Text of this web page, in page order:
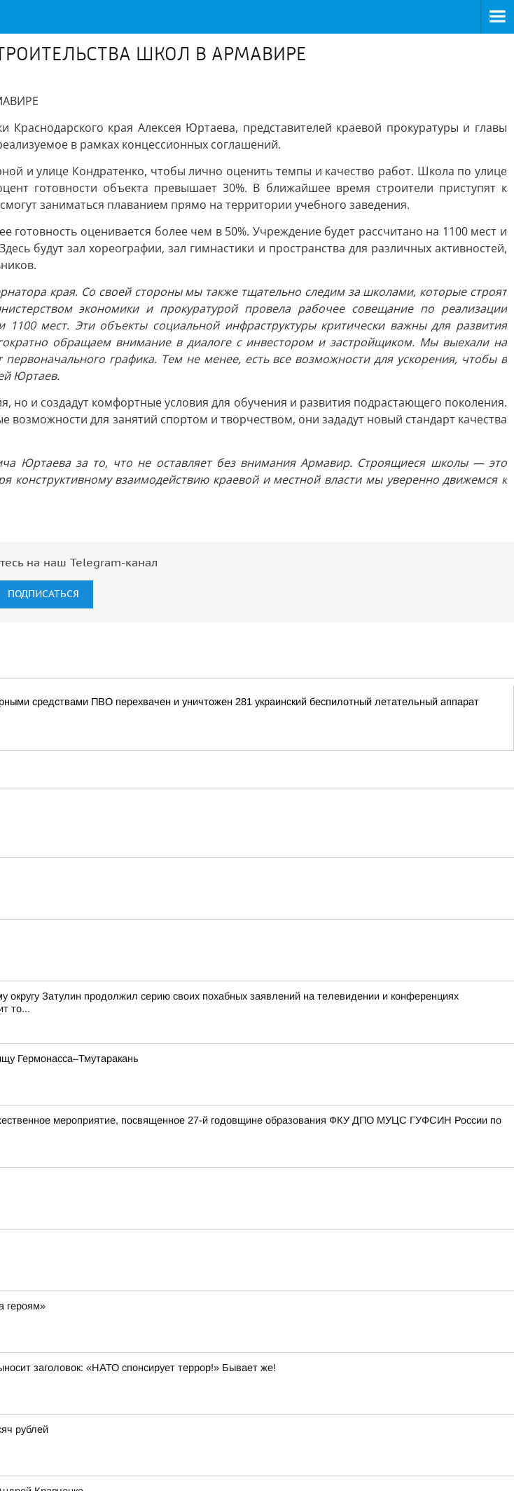
ШКОЛ В АРМАВИРЕ
края Алексея Юртаева, представителей краевой прокуратуры и главы
в рамках концессионных соглашений.
и улице Кондратенко, чтобы лично оценить темпы и качество работ. Школа по улице
готовности объекта превышает 30%. В ближайшее время строители приступят к
заниматься плаванием прямо на территории учебного заведения.
оценивается более чем в 50%. Учреждение будет рассчитано на 1100 мест и
будут зал хореографии, зал гимнастики и пространства для различных активностей,
края. Со своей стороны мы также тщательно следим за школами, которые строят
экономики и прокуратурой провела рабочее совещание по реализации
мест. Эти объекты социальной инфраструктуры критически важны для развития
обращаем внимание в диалоге с инвестором и застройщиком. Мы выехали на
графика. Тем не менее, есть все возможности для ускорения, чтобы в
Юртаев.
но и создадут комфортные условия для обучения и развития подрастающего поколения.
для занятий спортом и творчеством, они зададут новый стандарт качества
Юртаева за то, что не оставляет без внимания Армавир. Строящиеся школы — это
конструктивному взаимодействию краевой и местной власти мы уверенно движемся к
на наш Telegram-канал
ПОДПИСАТЬСЯ
средствами ПВО перехвачен и уничтожен 281 украинский беспилотный летательный аппарат
Затулин продолжил серию своих похабных заявлений на телевидении и конференциях
то...
Гермонасса–Тмутаракань
мероприятие, посвященное 27-й годовщине образования ФКУ ДПО МУЦС ГУФСИН России по
героям»
заголовок: «НАТО спонсирует террор!» Бывает же!
рублей